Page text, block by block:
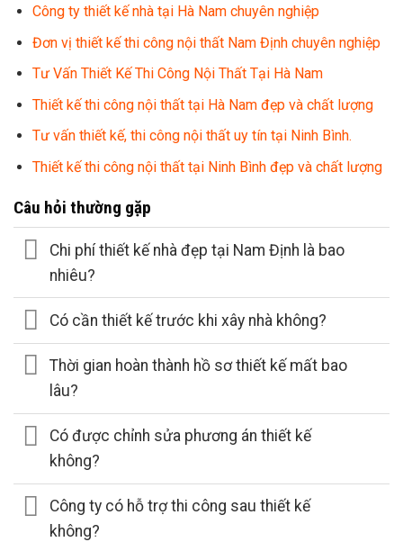
Công ty thiết kế nhà tại Hà Nam chuyên nghiệp
Đơn vị thiết kế thi công nội thất Nam Định chuyên nghiệp
Tư Vấn Thiết Kế Thi Công Nội Thất Tại Hà Nam
Thiết kế thi công nội thất tại Hà Nam đẹp và chất lượng
Tư vấn thiết kế, thi công nội thất uy tín tại Ninh Bình.
Thiết kế thi công nội thất tại Ninh Bình đẹp và chất lượng
Câu hỏi thường gặp
Chi phí thiết kế nhà đẹp tại Nam Định là bao
nhiêu?
Có cần thiết kế trước khi xây nhà không?
Thời gian hoàn thành hồ sơ thiết kế mất bao
lâu?
Có được chỉnh sửa phương án thiết kế
không?
Công ty có hỗ trợ thi công sau thiết kế
không?